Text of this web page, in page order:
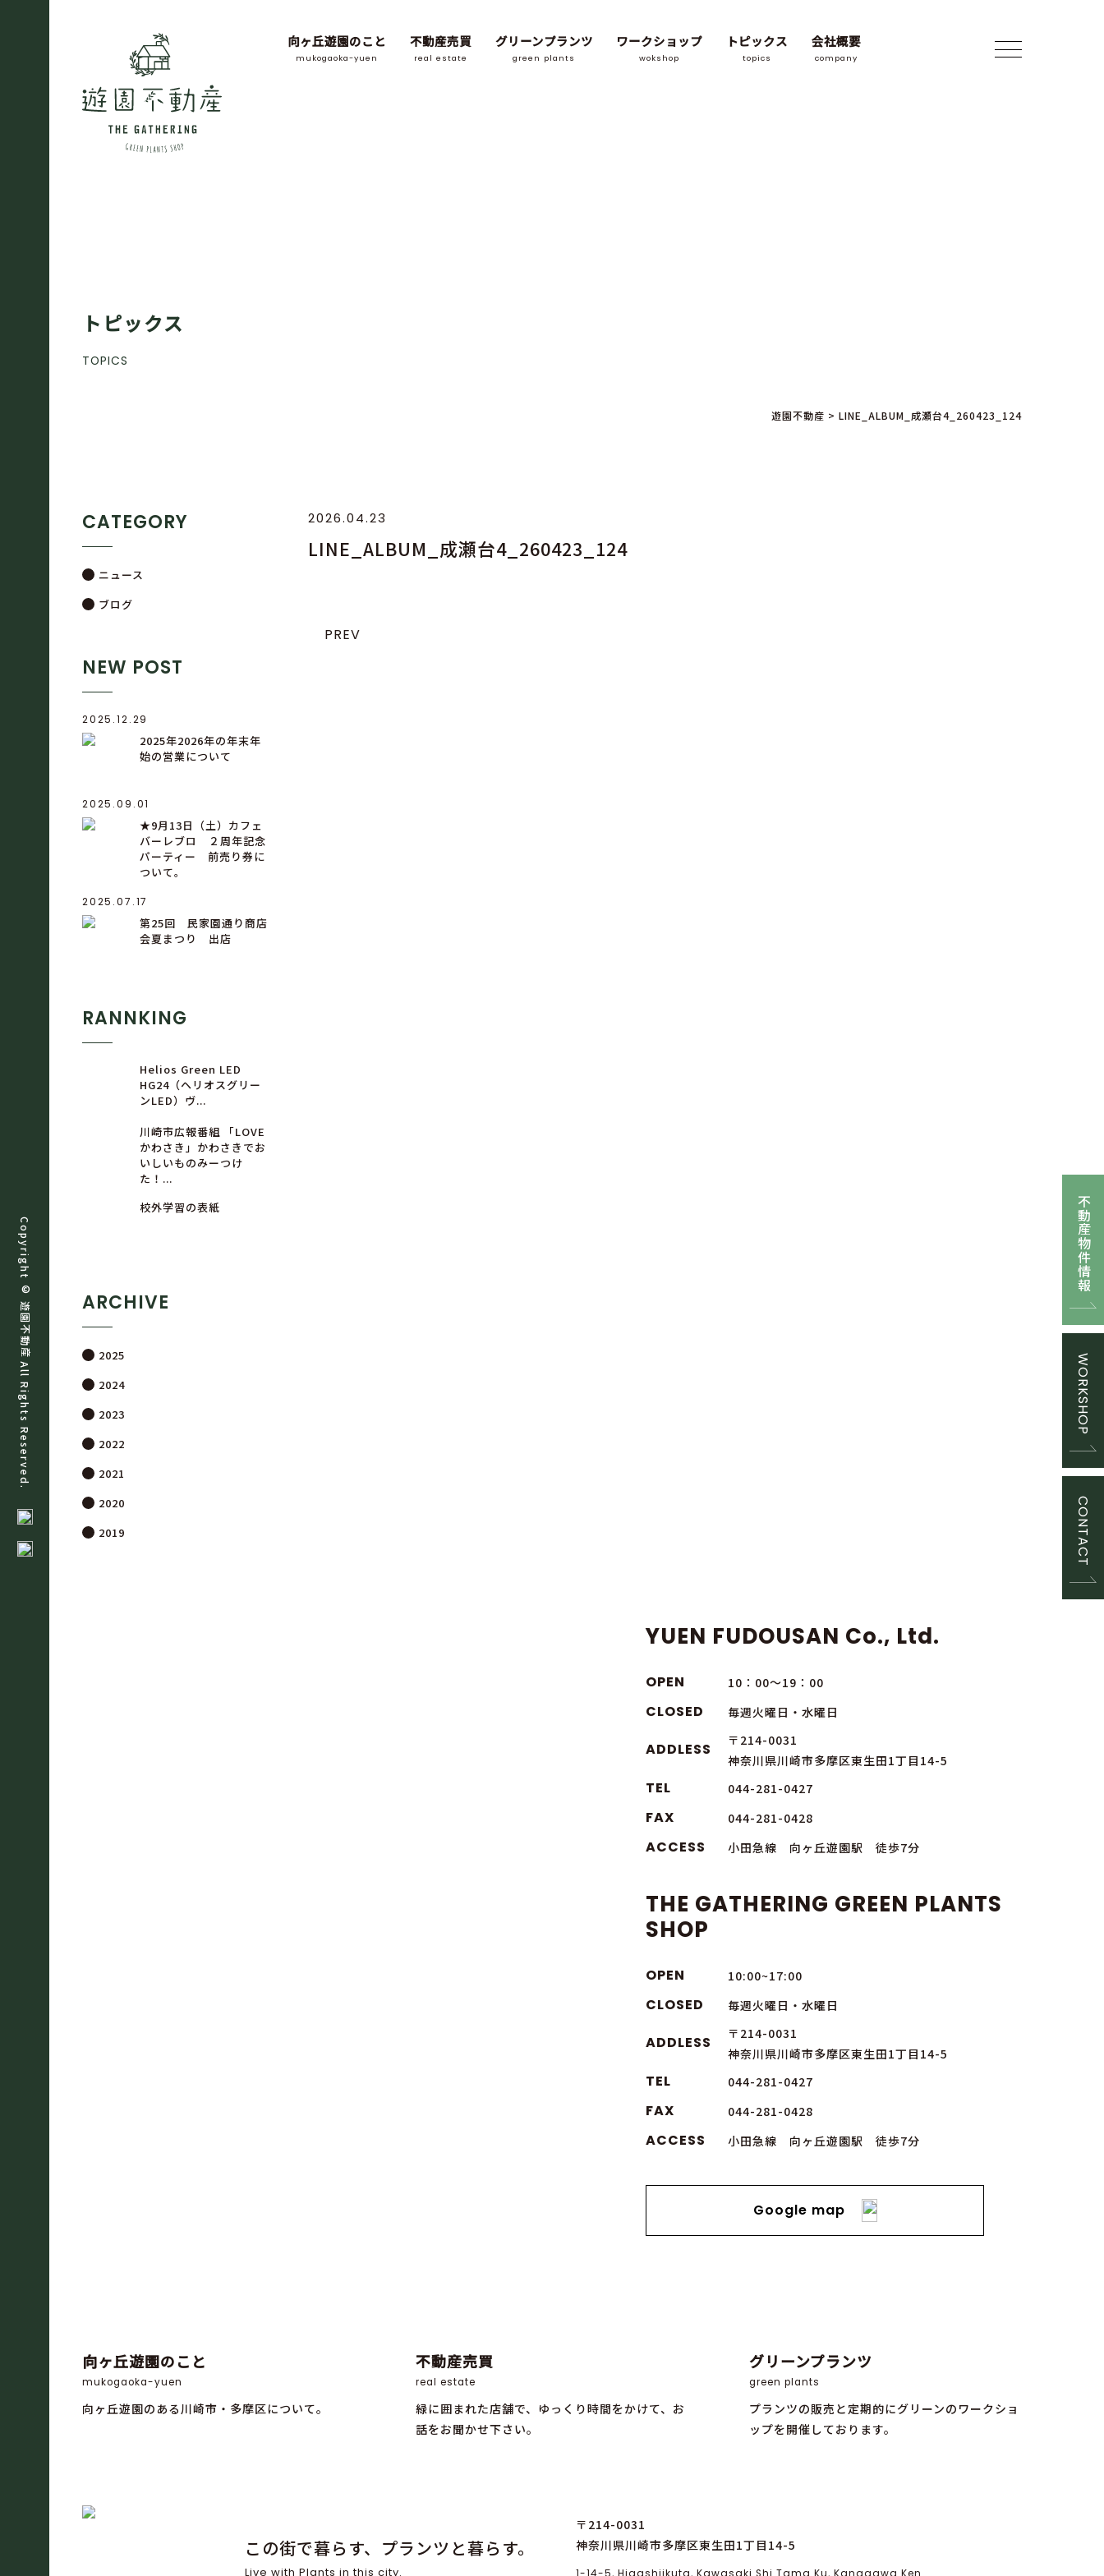
向ヶ丘遊園のこと
mukogaoka-yuen
不動産売買
real estate
グリーンプランツ
green plants
ワークショップ
wokshop
トピックス
topics
会社概要
company
不動産物件情報
WORKSHOP
CONTACT
トピックス
TOPICS
遊園不動産 > LINE_ALBUM_成瀬台4_260423_124
2026.04.23
LINE_ALBUM_成瀬台4_260423_124
PREV
CATEGORY
ニュース
ブログ
NEW POST
2025.12.29
2025年2026年の年末年
始の営業について
2025.09.01
★9月13日（土）カフェ
バーレブロ ２周年記念
パーティー 前売り券に
ついて。
2025.07.17
第25回 民家園通り商店
会夏まつり 出店
RANNKING
Helios Green LED
HG24（ヘリオスグリー
ンLED）ヴ...
川崎市広報番組 「LOVE
かわさき」かわさきでお
いしいものみーつけ
た！...
校外学習の表紙
ARCHIVE
2025
2024
2023
2022
2021
2020
2019
YUEN FUDOUSAN Co., Ltd.
OPEN 10：00～19：00
CLOSED 毎週火曜日・水曜日
ADDLESS
〒214-0031
神奈川県川崎市多摩区東生田1丁目14-5
TEL 044-281-0427
FAX 044-281-0428
ACCESS 小田急線 向ヶ丘遊園駅 徒歩7分
THE GATHERING GREEN PLANTS
SHOP
OPEN 10:00~17:00
CLOSED 毎週火曜日・水曜日
ADDLESS
〒214-0031
神奈川県川崎市多摩区東生田1丁目14-5
TEL 044-281-0427
FAX 044-281-0428
ACCESS 小田急線 向ヶ丘遊園駅 徒歩7分
Google map
向ヶ丘遊園のこと
mukogaoka-yuen
向ヶ丘遊園のある川崎市・多摩区について。
不動産売買
real estate
緑に囲まれた店舗で、ゆっくり時間をかけて、お
話をお聞かせ下さい。
グリーンプランツ
green plants
プランツの販売と定期的にグリーンのワークショ
ップを開催しております。
この街で暮らす、プランツと暮らす。
Live with Plants in this city.
〒214-0031
神奈川県川崎市多摩区東生田1丁目14-5
Copyright ©
遊
園
不
動
産
All Rights Reserved.